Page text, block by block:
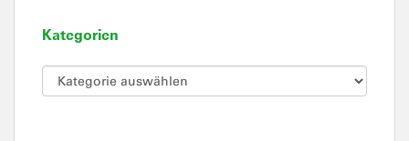
Kategorien
Kategorien